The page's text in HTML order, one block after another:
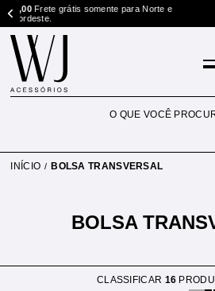
grátis somente para Norte e Compras
INÍCIO BOLSA TRANSVERSAL
BOLSA
CLASSIFICAR 16